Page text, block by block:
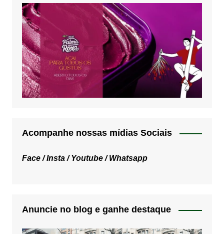
Acompanhe nossas mídias Sociais
Face /Insta /Youtube /Whatsapp
Anuncie no blog e ganhe destaque